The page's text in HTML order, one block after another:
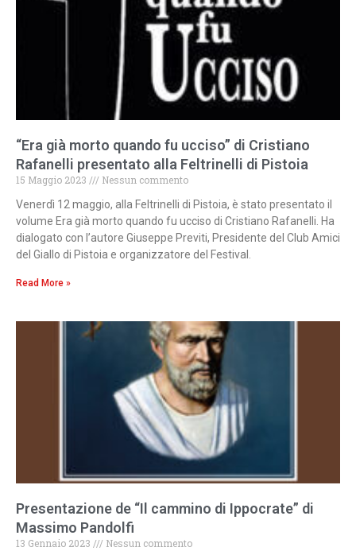
“Era già morto quando fu ucciso” di Cristiano
Rafanelli presentato alla Feltrinelli di Pistoia
15 Maggio 2023
Nessun commento
Venerdì 12 maggio, alla Feltrinelli di Pistoia, è stato presentato il
volume Era già morto quando fu ucciso di Cristiano Rafanelli. Ha
dialogato con l’autore Giuseppe Previti, Presidente del Club Amici
del Giallo di Pistoia e organizzatore del Festival.
Read More »
Presentazione de “Il cammino di Ippocrate” di
Massimo Pandolfi
13 Gennaio 2023 Nessun commento